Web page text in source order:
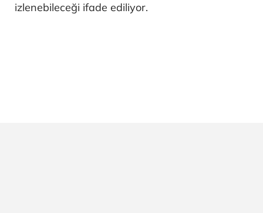
izlenebileceği ifade ediliyor.